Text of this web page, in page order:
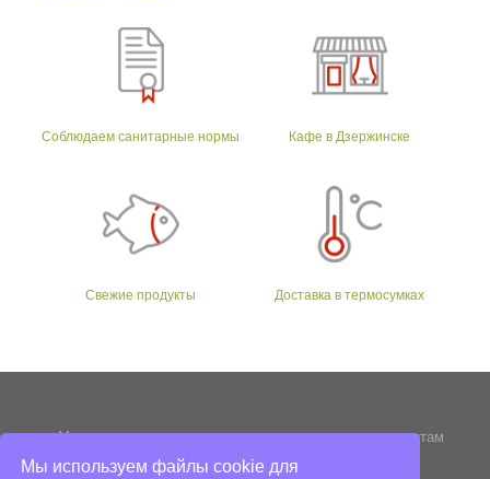
Соблюдаем санитарные нормы Кафе в Дзержинске
Свежие продукты Доставка в термосумках
Мы стараемся следовать традициям и древним рецептам
Мы используем файлы cookie для